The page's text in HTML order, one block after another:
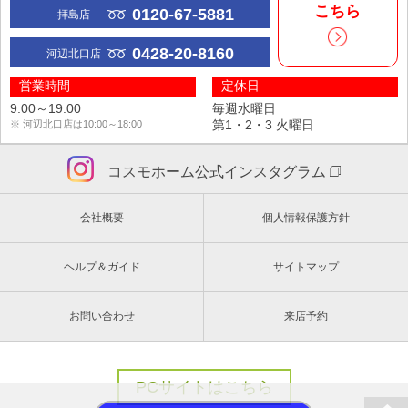
拝島店 0120-67-5881
河辺北口店 0428-20-8160
こちら
営業時間
9:00～19:00
※ 河辺北口店は10:00～18:00
定休日
毎週水曜日
第1・2・3 火曜日
コスモホーム公式インスタグラム
会社概要 個人情報保護方針
ヘルプ＆ガイド サイトマップ
お問い合わせ 来店予約
PCサイトはこちら